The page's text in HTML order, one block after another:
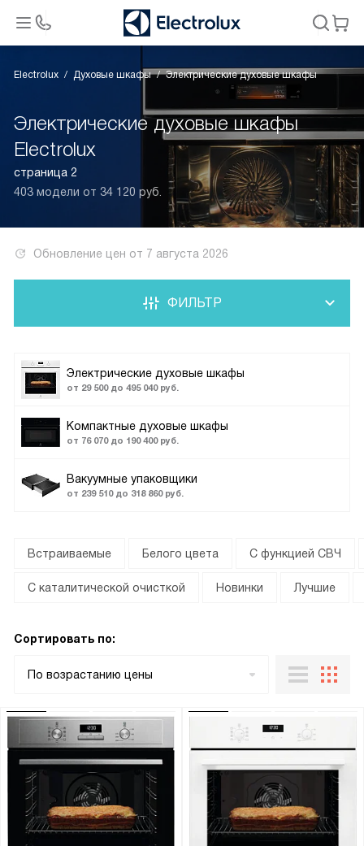
Electrolux Духовые шкафы Электрические духовые шкафы
Электрические духовые шкафы
Electrolux
страница 2
403 модели от 34 120 руб.
Обновление цен от 7 августа 2026
Электрические духовые шкафы
от 29 500 до 495 040 руб.
Компактные духовые шкафы
от 76 070 до 190 400 руб.
Вакуумные упаковщики
от 239 510 до 318 860 руб.
ФИЛЬТР
Встраиваемые Белого цвета С функцией СВЧ
С каталитической очисткой Новинки Лучшие
Сортировать по:
По возрастанию цены